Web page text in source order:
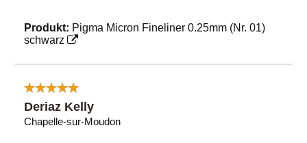
Produkt: Pigma Micron Fineliner 0.25mm (Nr. 01)
schwarz
Deriaz Kelly
Chapelle-sur-Moudon